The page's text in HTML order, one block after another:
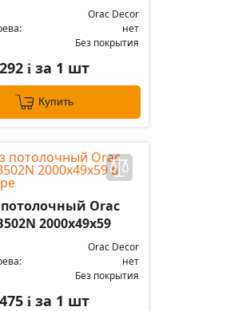
Orac Decor
нет
Без покрытия
292 iза 1 шт
Купить
Orac
2000x49x59
Orac Decor
нет
Без покрытия
475 iза 1 шт